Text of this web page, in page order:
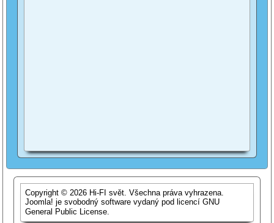
Copyright © 2026 Hi-FI svět. Všechna práva vyhrazena.
Joomla! je svobodný software vydaný pod licencíGNU
General Public License.